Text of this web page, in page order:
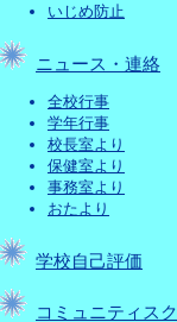
いじめ防止
ニュース・連絡
全校行事
学年行事
校長室より
保健室より
事務室より
おたより
学校自己評価
コミュニティスク